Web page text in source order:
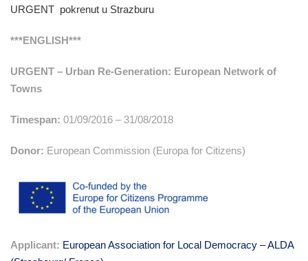
URGENT pokrenut u Strazburu
***ENGLISH***
URGENT – Urban Re-Generation: European Network of
Towns
Timespan: 01/09/2016 – 31/08/2018
Donor: European Commission (Europa for Citizens)
Applicant: European Association for Local Democracy – ALDA